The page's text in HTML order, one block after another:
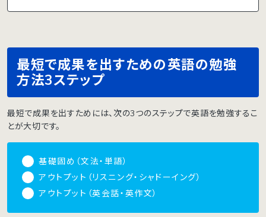
最短で成果を出すための英語の勉強
方法3ステップ
最短で成果を出すためには、次の3つのステップで英語を勉強するこ
とが大切です。
基礎固め（文法・単語）
アウトプット（リスニング・シャドーイング）
アウトプット（英会話・英作文）